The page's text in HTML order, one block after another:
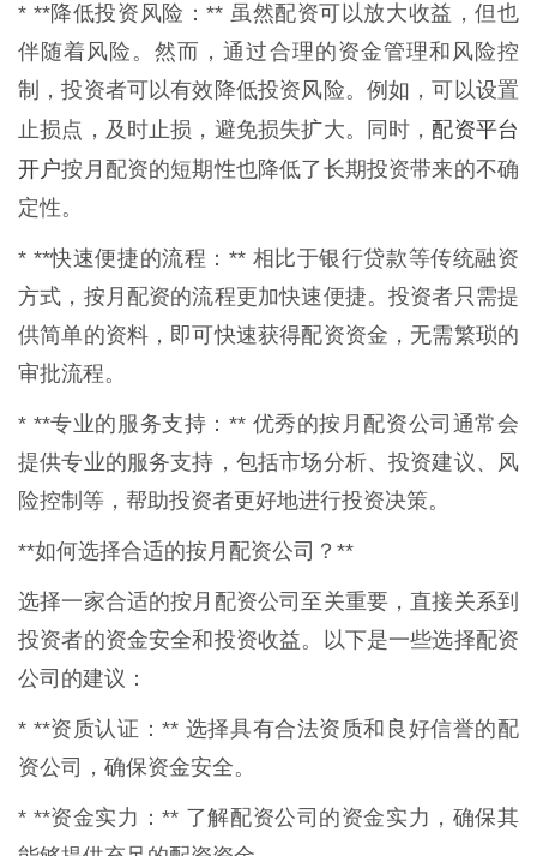
* **降低投资风险：** 虽然配资可以放大收益，但也
伴随着风险。然而，通过合理的资金管理和风险控
制，投资者可以有效降低投资风险。例如，可以设置
止损点，及时止损，避免损失扩大。同时， 配资平台
开户按月配资的短期性也降低了长期投资带来的不确
定性。
* **快速便捷的流程：** 相比于银行贷款等传统融资
方式，按月配资的流程更加快速便捷。投资者只需提
供简单的资料，即可快速获得配资资金，无需繁琐的
审批流程。
* **专业的服务支持：** 优秀的按月配资公司通常会
提供专业的服务支持，包括市场分析、投资建议、风
险控制等，帮助投资者更好地进行投资决策。
**如何选择合适的按月配资公司？**
选择一家合适的按月配资公司至关重要，直接关系到
投资者的资金安全和投资收益。以下是一些选择配资
公司的建议：
* **资质认证：** 选择具有合法资质和良好信誉的配
资公司，确保资金安全。
* **资金实力：** 了解配资公司的资金实力，确保其